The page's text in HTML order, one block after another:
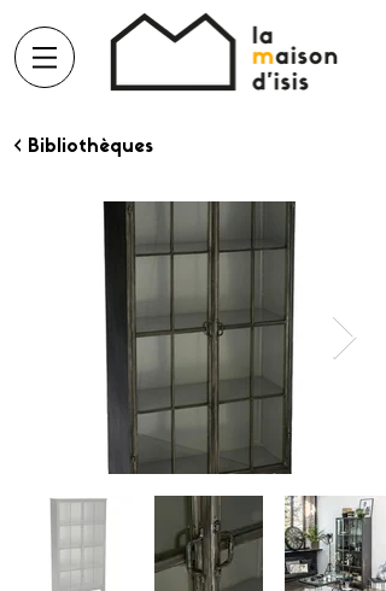
< Bibliothèques